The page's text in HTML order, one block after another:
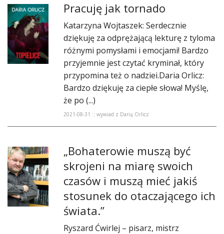
​Pracuję jak tornado
Katarzyna Wojtaszek: Serdecznie
dziękuję za odprężającą lekturę z tyloma
różnymi pomysłami i emocjami! Bardzo
przyjemnie jest czytać kryminał, który
przypomina też o nadziei.Daria Orlicz:
Bardzo dziękuję za ciepłe słowa! Myślę,
że po (...)
2021-08-31 :: wywiad z Darią Orlicz
„Bohaterowie muszą być
skrojeni na miarę swoich
czasów i muszą mieć jakiś
stosunek do otaczającego ich
świata.”
Ryszard Ćwirlej – pisarz, mistrz